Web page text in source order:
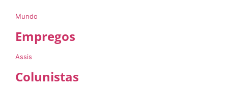
Mundo
Empregos
Assis
Colunistas